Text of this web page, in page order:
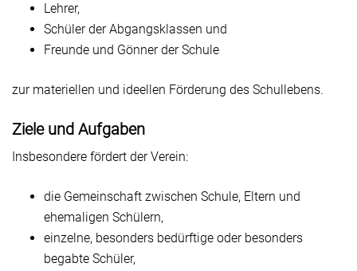
Lehrer,
Schüler der Abgangsklassen und
Freunde und Gönner der Schule
zur materiellen und ideellen Förderung des Schullebens.
Ziele und Aufgaben
Insbesondere fördert der Verein:
die Gemeinschaft zwischen Schule, Eltern und
ehemaligen Schülern,
einzelne, besonders bedürftige oder besonders
begabte Schüler,